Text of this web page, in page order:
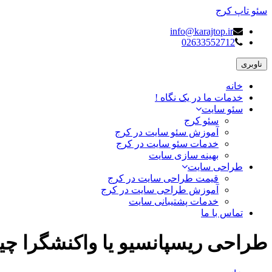
سئو تاپ کرج
info@karajtop.ir
02633552712
ناوبری
خانه
خدمات ما در یک نگاه !
سئو سایت
سئو کرج
آموزش سئو سایت در کرج
خدمات سئو سایت در کرج
بهینه سازی سایت
طراحی سایت
قیمت طراحی سایت در کرج
آموزش طراحی سایت در کرج
خدمات پشتیبانی سایت
تماس با ما
طراحی ریسپانسیو یا واکنشگرا